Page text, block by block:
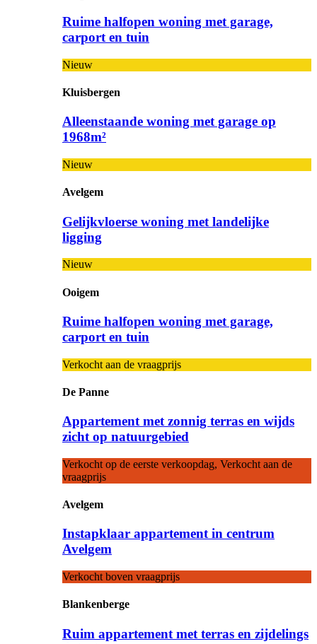
Ruime halfopen woning met garage,
carport en tuin
Nieuw
Kluisbergen
Alleenstaande woning met garage op
1968m²
Nieuw
Avelgem
Gelijkvloerse woning met landelijke
ligging
Nieuw
Ooigem
Ruime halfopen woning met garage,
carport en tuin
Verkocht aan de vraagprijs
De Panne
Appartement met zonnig terras en wijds
zicht op natuurgebied
Verkocht op de eerste verkoopdag, Verkocht aan de
vraagprijs
Avelgem
Instapklaar appartement in centrum
Avelgem
Verkocht boven vraagprijs
Blankenberge
Ruim appartement met terras en zijdelings